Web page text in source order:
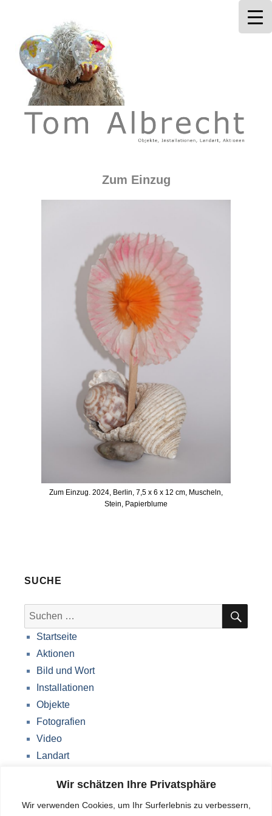
Wir schätzen Ihre Privatsphäre
Wir verwenden Cookies, um Ihr Surferlebnis zu verbessern,
Tom Albrecht
Zum Einzug
Zum Einzug. 2024, Berlin, 7,5 x 6 x 12 cm, Muscheln,
Stein, Papierblume
SUCHE
Suche
nach:
Startseite
Aktionen
Bild und Wort
Installationen
Objekte
Fotografien
Video
Landart
Über mich
Impressum